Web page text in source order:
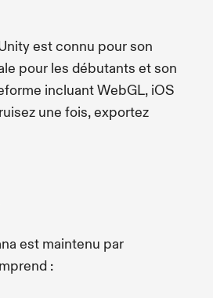
est connu pour son
pour les débutants et son
incluant WebGL, iOS
une fois, exportez
est maintenu par
: